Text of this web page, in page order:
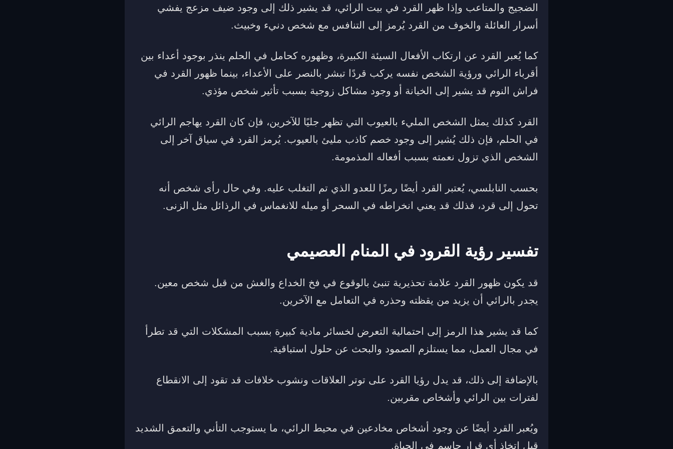
الضجيج والمتاعب وإذا ظهر القرد في بيت الرائي، قد يشير ذلك إلى وجود ضيف مزعج يفشي
أسرار العائلة والخوف من القرد يُرمز إلى التنافس مع شخص دنيء وخبيث.
كما يُعبر القرد عن ارتكاب الأفعال السيئة الكبيرة، وظهوره كحامل في الحلم ينذر بوجود أعداء بين
أقرباء الرائي ورؤية الشخص نفسه يركب قردًا تبشر بالنصر على الأعداء، بينما ظهور القرد في
فراش النوم قد يشير إلى الخيانة أو وجود مشاكل زوجية بسبب تأثير شخص مؤذي.
القرد كذلك يمثل الشخص المليء بالعيوب التي تظهر جليًا للآخرين، فإن كان القرد يهاجم الرائي
في الحلم، فإن ذلك يُشير إلى وجود خصم كاذب مليئ بالعيوب. يُرمز القرد في سياق آخر إلى
الشخص الذي تزول نعمته بسبب أفعاله المذمومة.
بحسب النابلسي، يُعتبر القرد أيضًا رمزًا للعدو الذي تم التغلب عليه. وفي حال رأى شخص أنه
تحول إلى قرد، فذلك قد يعني انخراطه في السحر أو ميله للانغماس في الرذائل مثل الزنى.
تفسير رؤية القرود في المنام العصيمي
قد يكون ظهور القرد علامة تحذيرية تنبئ بالوقوع في فخ الخداع والغش من قبل شخص معين.
يجدر بالرائي أن يزيد من يقظته وحذره في التعامل مع الآخرين.
كما قد يشير هذا الرمز إلى احتمالية التعرض لخسائر مادية كبيرة بسبب المشكلات التي قد تطرأ
في مجال العمل، مما يستلزم الصمود والبحث عن حلول استباقية.
بالإضافة إلى ذلك، قد يدل رؤيا القرد على توتر العلاقات ونشوب خلافات قد تقود إلى الانقطاع
لفترات بين الرائي وأشخاص مقربين.
ويُعبر القرد أيضًا عن وجود أشخاص مخادعين في محيط الرائي، ما يستوجب التأني والتعمق الشديد
قبل اتخاذ أي قرار حاسم في الحياة.